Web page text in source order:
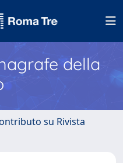
della
su Rivista